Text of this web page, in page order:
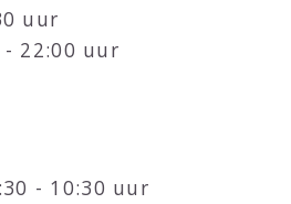
uur
- 22:00 uur
- 10:30 uur